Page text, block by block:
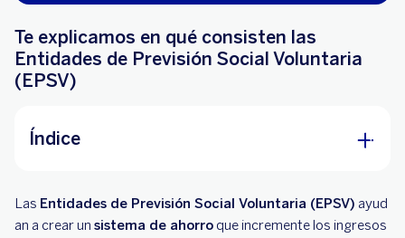
Te explicamos en qué consisten las
Entidades de Previsión Social Voluntaria
(EPSV)
Índice
Residencia fiscal en el País Vasco
Las Entidades de Previsión Social Voluntaria (EPSV) ayud
an a crear un sistema de ahorro que incremente los ingresos